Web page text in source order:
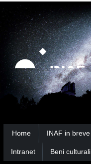
Strumenti
personali
Salta
contenuti.
|
Salta
alla
navigazione
Ricerca
avanzata…
Home INAF in breve
Intranet Beni culturali